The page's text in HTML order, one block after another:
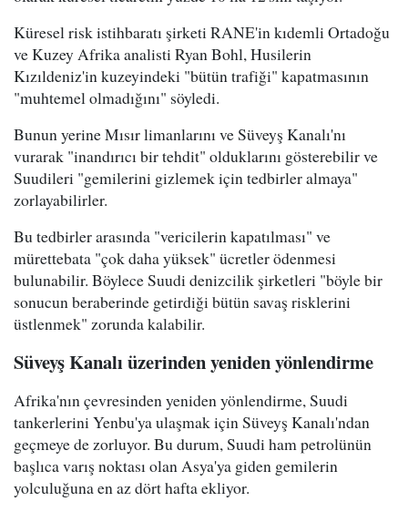
Küresel risk istihbaratı şirketi RANE'in kıdemli Ortadoğu
ve Kuzey Afrika analisti Ryan Bohl, Husilerin
Kızıldeniz'in kuzeyindeki "bütün trafiği" kapatmasının
"muhtemel olmadığını" söyledi.
Bunun yerine Mısır limanlarını ve Süveyş Kanalı'nı
vurarak "inandırıcı bir tehdit" olduklarını gösterebilir ve
Suudileri "gemilerini gizlemek için tedbirler almaya"
zorlayabilirler.
Bu tedbirler arasında "vericilerin kapatılması" ve
mürettebata "çok daha yüksek" ücretler ödenmesi
bulunabilir. Böylece Suudi denizcilik şirketleri "böyle bir
sonucun beraberinde getirdiği bütün savaş risklerini
üstlenmek" zorunda kalabilir.
Süveyş Kanalı üzerinden yeniden yönlendirme
Afrika'nın çevresinden yeniden yönlendirme, Suudi
tankerlerini Yenbu'ya ulaşmak için Süveyş Kanalı'ndan
geçmeye de zorluyor. Bu durum, Suudi ham petrolünün
başlıca varış noktası olan Asya'ya giden gemilerin
yolculuğuna en az dört hafta ekliyor.